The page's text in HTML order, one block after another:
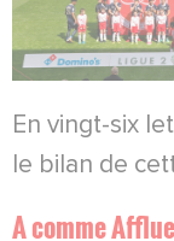
En vingt-six
le bilan de
A comme